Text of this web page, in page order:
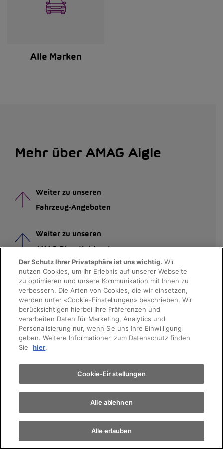
Alle Marken
Mehr über AMAG Aigle
Weiter zu unseren
Fahrzeug-Angeboten
Weiter zu unseren
AMAG Dienstleistungen
Weiter zu unseren
News & Infos
Probefahrt
Terminvereinbarung
Auto finden
Elektromobilität
VERKAUF
Der Schutz Ihrer Privatsphäre ist uns wichtig. Wir
nutzen Cookies, um Ihr Erlebnis auf unserer Webseite
zu optimieren und unsere Kommunikation mit Ihnen zu
verbessern. Die Arten von Cookies, die wir einsetzen,
werden unter «Cookie-Einstellungen» beschrieben. Wir
berücksichtigen hierbei Ihre Präferenzen und
verarbeiten Daten für Marketing, Analytics und
Personalisierung nur, wenn Sie uns Ihre Einwilligung
geben. Weitere Informationen zum Datenschutz finden
Sie
hier.
Cookie-Einstellungen
Alle ablehnen
Alle erlauben